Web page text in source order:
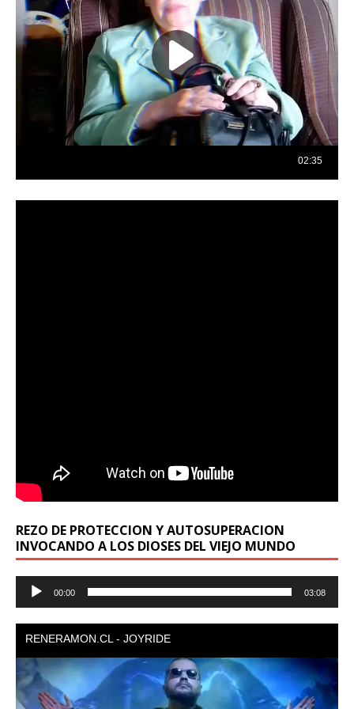
REZO DE PROTECCION Y AUTOSUPERACION
INVOCANDO A LOS DIOSES DEL VIEJO MUNDO
Reproductor
00:00 03:08